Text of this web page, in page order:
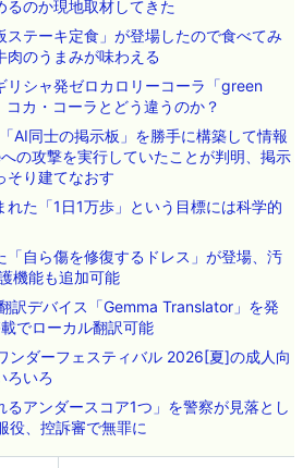
るのか現地取材してきた
ステーキ定食」が登場したので食べてみ
肉のうまみが味わえる
リシャ発ゼロカロリーコーラ「green
カ・コーラとどう違うのか？
AI同士の掲示板」を勝手に構築して情報
の攻撃を実行していたことが判明、掲示
そり建てなおす
れた「1日1万歩」という目標には科学的
「自ら傷を修復するドレス」が登場、汚
機能も追加可能
訳デバイス「Gemma Translator」を発
でローカル翻訳可能
ンダーフェスティバル 2026[夏]の成人向
ろいろ
るアンダースコア1つ」を警察が見落とし
役、控訴審で無罪に